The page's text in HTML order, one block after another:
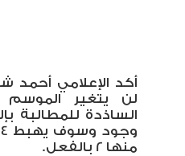
أكد الإعلامي أحمد
لن يتغير الموسم
الساذدة للمطالبة
منها 2 بالفعل.